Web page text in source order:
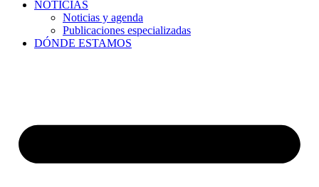
NOTICIAS
Noticias y agenda
Publicaciones especializadas
DÓNDE ESTAMOS